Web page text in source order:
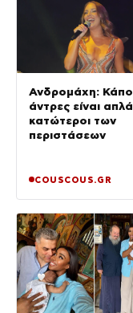
Ανδρομάχη:
άντρες είναι απλά
κατώτεροι των
περιστάσεων
COUSCOUS.GR